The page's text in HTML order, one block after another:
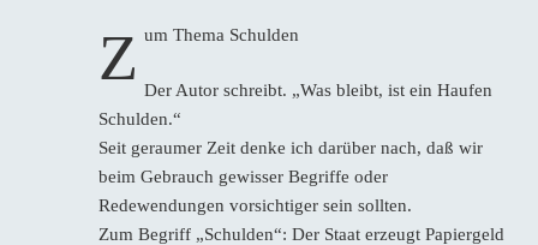
Z um Thema Schulden
Der Autor schreibt. „Was bleibt, ist ein Haufen
Schulden.“
Seit geraumer Zeit denke ich darüber nach, daß wir
beim Gebrauch gewisser Begriffe oder
Redewendungen vorsichtiger sein sollten.
Zum Begriff „Schulden“: Der Staat erzeugt Papiergeld